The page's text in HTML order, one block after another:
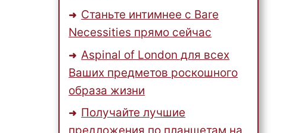
Станьте интимнее с Bare
Necessities прямо сейчас
Aspinal of London для всех
Ваших предметов роскошного
образа жизни
Получайте лучшие